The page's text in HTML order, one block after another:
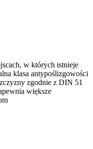
w których istnieje
klasa antypoślizgowości
zgodnie z DIN 51
większe